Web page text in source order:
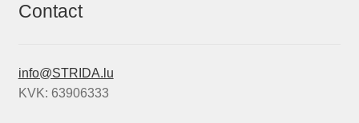
Contact
info@STRIDA.lu
KVK: 63906333